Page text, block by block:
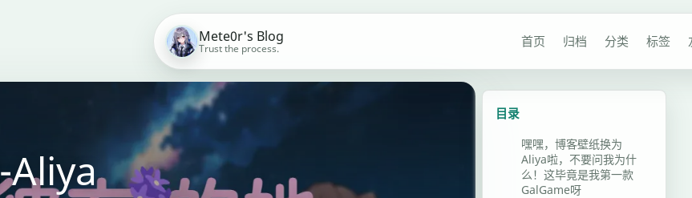
Mete0r's Blog
Trust the process. 首页 归档 分类 标签
Aliya
目录
嘿嘿，博客壁纸换为
Aliya啦，不要问我为什
么！这毕竟是我第一款
GalGame呀